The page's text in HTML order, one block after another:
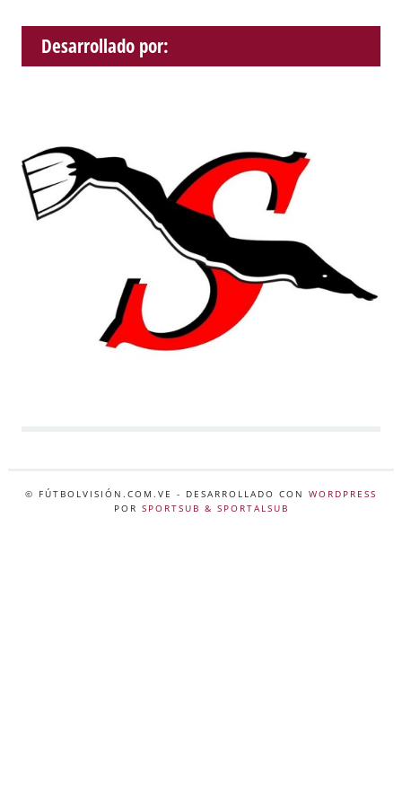
Desarrollado por:
© FÚTBOLVISIÓN.COM.VE - DESARROLLADO CON WORDPRESS
POR SPORTSUB & SPORTALSUB